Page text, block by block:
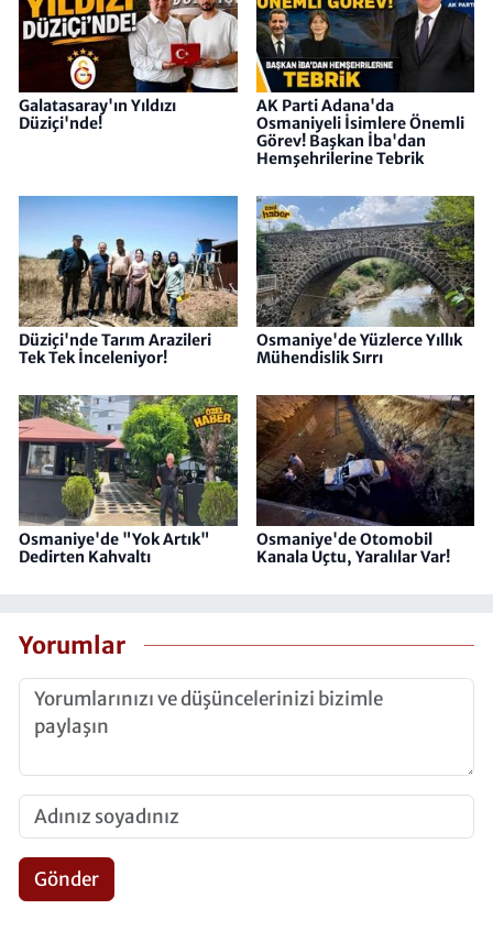
Galatasaray'ın Yıldızı
Düziçi'nde!
AK Parti Adana'da
Osmaniyeli İsimlere Önemli
Görev! Başkan İba'dan
Hemşehrilerine Tebrik
Düziçi'nde Tarım Arazileri
Tek Tek İnceleniyor!
Osmaniye'de Yüzlerce Yıllık
Mühendislik Sırrı
Osmaniye'de "Yok Artık"
Dedirten Kahvaltı
Osmaniye'de Otomobil
Kanala Uçtu, Yaralılar Var!
Yorumlar
Gönder